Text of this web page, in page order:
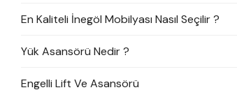
En Kaliteli İnegöl Mobilyası Nasıl Seçilir ?
Yük Asansörü Nedir ?
Engelli Lift Ve Asansörü